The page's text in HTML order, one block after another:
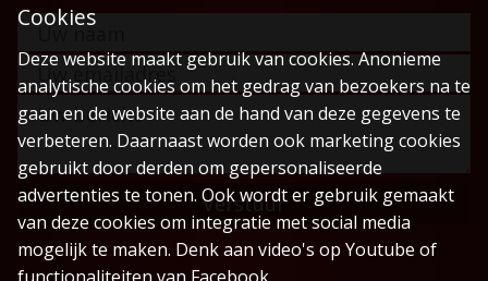
Cookies
Deze website maakt gebruik van cookies. Anonieme
analytische cookies om het gedrag van bezoekers na te
gaan en de website aan de hand van deze gegevens te
verbeteren. Daarnaast worden ook marketing cookies
gebruikt door derden om gepersonaliseerde
advertenties te tonen. Ook wordt er gebruik gemaakt
van deze cookies om integratie met social media
mogelijk te maken. Denk aan video's op Youtube of
Verstuur